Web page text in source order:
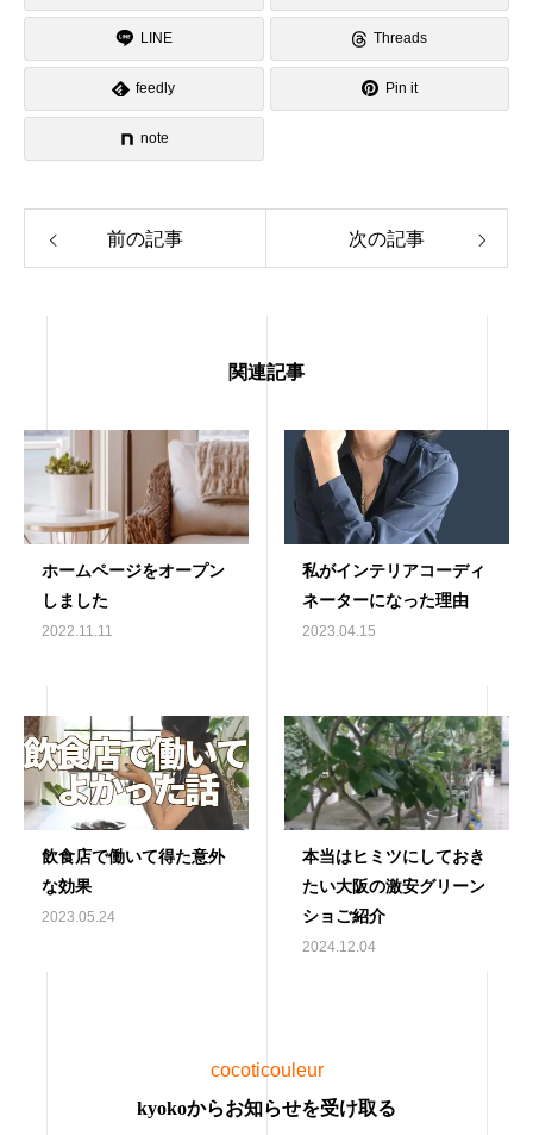
LINE Threads
feedly Pin it
note
前の記事 次の記事
関連記事
ホームページをオープン
しました
2022.11.11
私がインテリアコーディ
ネーターになった理由
2023.04.15
飲食店で働いて得た意外
な効果
2023.05.24
本当はヒミツにしておき
たい大阪の激安グリーン
ショご紹介
2024.12.04
cocoticouleur
kyokoからお知らせを受け取る